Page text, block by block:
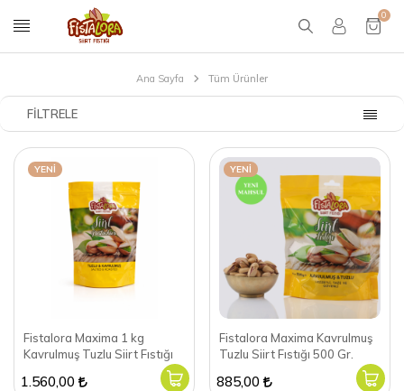
0
Ana Sayfa Tüm Ürünler
FILTRELE
Fistalora Maxima 1 kg
Kavrulmuş Tuzlu Siirt Fıstığı
1.560,00
YENI
Fistalora Maxima Kavrulmuş
Tuzlu Siirt Fıstığı 500 Gr.
885,00
YENI